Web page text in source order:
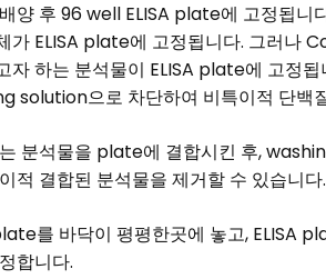
양 후 96 well ELISA plate에 고정됩니
가 ELISA plate에 고정됩니다. 그러나
자 하는 분석물이 ELISA plate에 고정
solution으로 차단하여 비특이적 단백
분석물을 plate에 결합시킨 후,
적 결합된 분석물을 제거할 수 있습니다.
를 바닥이 평평한곳에 놓고, ELISA
합니다.